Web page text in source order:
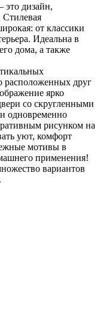
это дизайн,
Стилевая
от классики
Идеальна в
дома, а также
расположенных друг
ярко
со скругленными
одновременно
рисунком на
уют, комфорт
мотивы в
применения!
вариантов